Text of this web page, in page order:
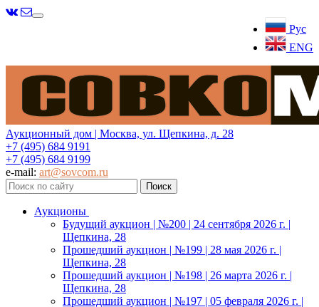
Рус
ENG
Меню
Аукционный дом | Москва, ул. Щепкина, д. 28
+7 (495) 684 9191
+7 (495) 684 9199
e-mail: art@sovcom.ru
Аукционы
Будущий аукцион | №200 | 24 сентября 2026 г. |
Щепкина, 28
Прошедший аукцион | №199 | 28 мая 2026 г. |
Щепкина, 28
Прошедший аукцион | №198 | 26 марта 2026 г. |
Щепкина, 28
Прошедший аукцион | №197 | 05 февраля 2026 г. |